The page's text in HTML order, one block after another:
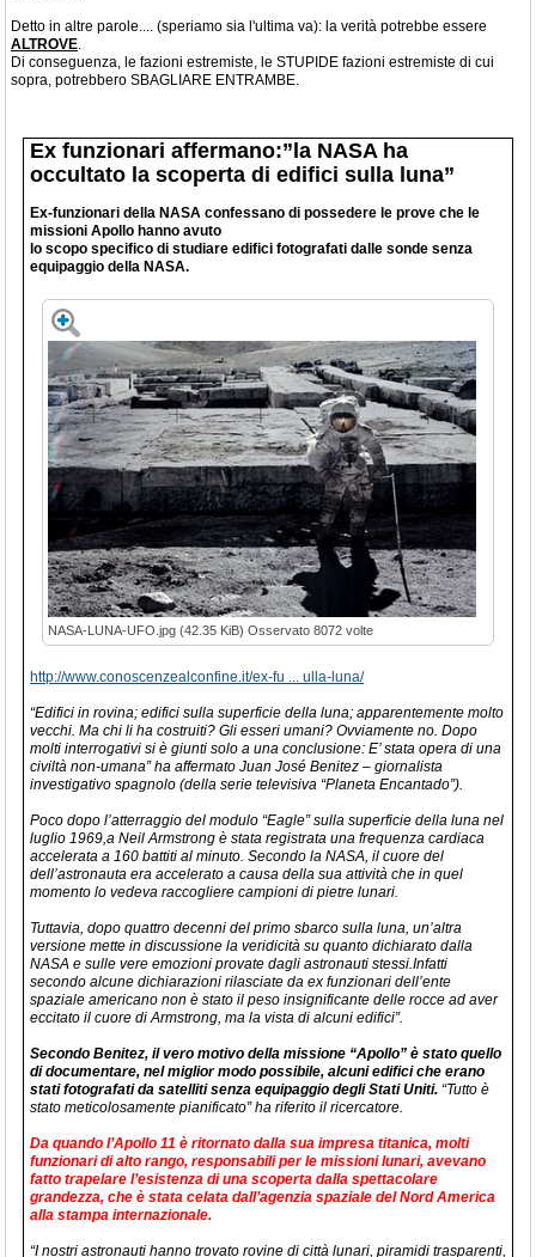
Detto in altre parole.... (speriamo sia l'ultima va): la verità potrebbe essere
ALTROVE.
Di conseguenza, le fazioni estremiste, le STUPIDE fazioni estremiste di cui
sopra, potrebbero SBAGLIARE ENTRAMBE.
Ex funzionari affermano:”la NASA ha
occultato la scoperta di edifici sulla luna”
Ex-funzionari della NASA confessano di possedere le prove che le
missioni Apollo hanno avuto
lo scopo specifico di studiare edifici fotografati dalle sonde senza
equipaggio della NASA.
NASA-LUNA-UFO.jpg (42.35 KiB) Osservato 8072 volte
http://www.conoscenzealconfine.it/ex-fu ... ulla-luna/
“Edifici in rovina; edifici sulla superficie della luna; apparentemente molto
vecchi. Ma chi li ha costruiti? Gli esseri umani? Ovviamente no. Dopo
molti interrogativi si è giunti solo a una conclusione: E’ stata opera di una
civiltà non-umana” ha affermato Juan José Benitez – giornalista
investigativo spagnolo (della serie televisiva “Planeta Encantado”).
Poco dopo l’atterraggio del modulo “Eagle” sulla superficie della luna nel
luglio 1969,a Neil Armstrong è stata registrata una frequenza cardiaca
accelerata a 160 battiti al minuto. Secondo la NASA, il cuore del
dell’astronauta era accelerato a causa della sua attività che in quel
momento lo vedeva raccogliere campioni di pietre lunari.
Tuttavia, dopo quattro decenni del primo sbarco sulla luna, un’altra
versione mette in discussione la veridicità su quanto dichiarato dalla
NASA e sulle vere emozioni provate dagli astronauti stessi.Infatti
secondo alcune dichiarazioni rilasciate da ex funzionari dell’ente
spaziale americano non è stato il peso insignificante delle rocce ad aver
eccitato il cuore di Armstrong, ma la vista di alcuni edifici”.
Secondo Benitez, il vero motivo della missione “Apollo” è stato quello
di documentare, nel miglior modo possibile, alcuni edifici che erano
stati fotografati da satelliti senza equipaggio degli Stati Uniti. “Tutto è
stato meticolosamente pianificato” ha riferito il ricercatore.
Da quando l’Apollo 11 è ritornato dalla sua impresa titanica, molti
funzionari di alto rango, responsabili per le missioni lunari, avevano
fatto trapelare l’esistenza di una scoperta dalla spettacolare
grandezza, che è stata celata dall’agenzia spaziale del Nord America
alla stampa internazionale.
“I nostri astronauti hanno trovato rovine di città lunari, piramidi trasparenti,